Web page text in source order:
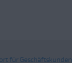
für Geschäftskunden